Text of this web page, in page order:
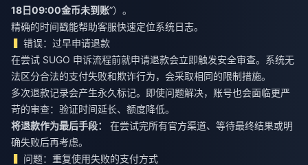
18日09:00金币未到账”）。
精确的时间戳能帮助客服快速定位系统日志。
错误：过早申请退款
在尝试 SUGO 申诉流程前就申请退款会立即触发安全审查。系统无
法区分合法的支付失败和欺诈行为，会采取相同的限制措施。
多次退款记录会产生永久标记。即使问题解决，账号也会面临更严
苛的审查：验证时间延长、额度降低。
将退款作为最后手段：
在尝试完所有官方渠道、等待最终结果或明
确失败后再考虑。
问题：重复使用失败的支付方式